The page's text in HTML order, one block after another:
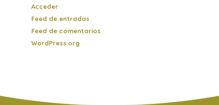
Acceder
Feed de entradas
Feed de comentarios
WordPress.org